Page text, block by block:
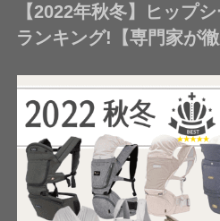
【2022年秋冬】ヒップ
ランキング!【専門家が徹